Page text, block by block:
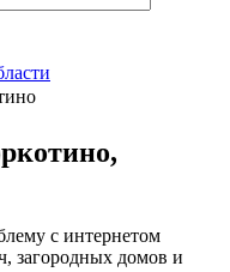
с интернетом
загородных домов и